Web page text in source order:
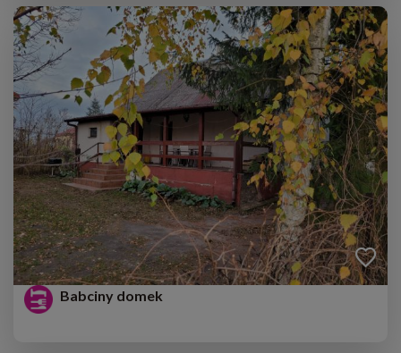
Babciny domek